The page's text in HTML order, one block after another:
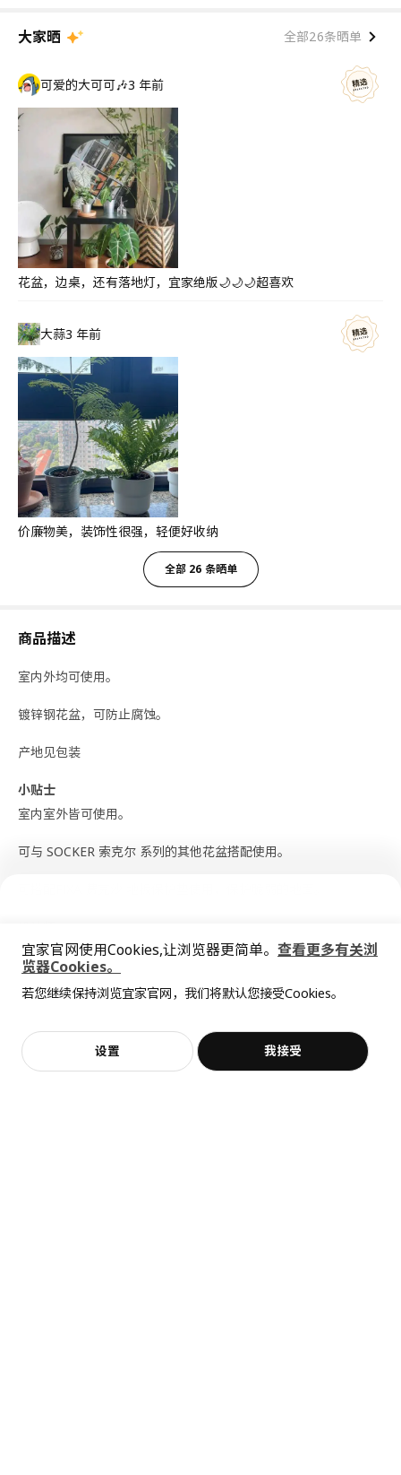
大家晒 全部26条晒单
可爱的大可可🎶3 年前
花盆，边桌，还有落地灯，宜家绝版🌙🌙🌙超喜欢
大蒜3 年前
价廉物美，装饰性很强，轻便好收纳
全部 26 条晒单
商品描述
室内外均可使用。
镀锌钢花盆，可防止腐蚀。
产地见包装
小贴士
室内室外皆可使用。
可与 SOCKER 索克尔 系列的其他花盆搭配使用。
Sarah Fager
商品尺寸和包装信息
商品尺寸
抱歉，该商品在所选地区暂时缺货。
客服
加入购物袋 立即购买
价格透明，设计专业，现货供应
不，谢谢 立即预约
宜家官网使用Cookies,让浏览器更简单。 查看更多有关浏
览器Cookies。
若您继续保持浏览宜家官网，我们将默认您接受Cookies。
设置 我接受